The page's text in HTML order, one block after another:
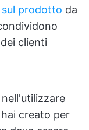
prodotto da
clienti
creato per